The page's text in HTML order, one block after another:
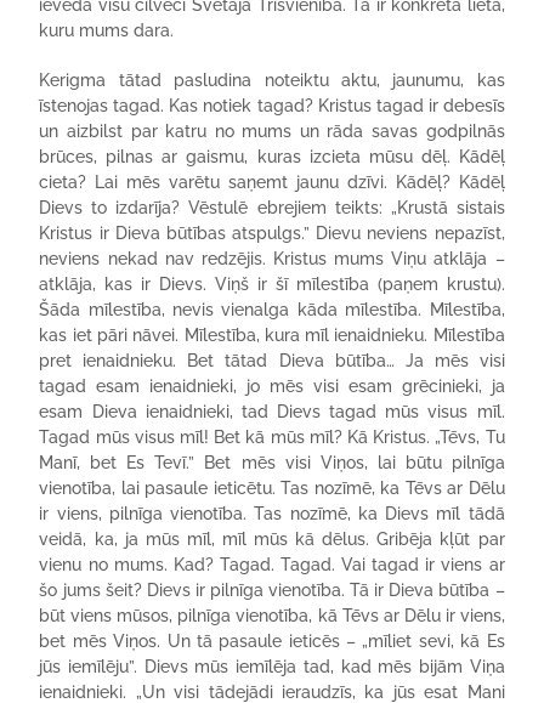
ieveda visu cilvēci Svētajā Trīsvienībā. Tā ir konkrēta lieta,
kuru mums dara.
Kerigma tātad pasludina noteiktu aktu, jaunumu, kas
īstenojas tagad. Kas notiek tagad? Kristus tagad ir debesīs
un aizbilst par katru no mums un rāda savas godpilnās
brūces, pilnas ar gaismu, kuras izcieta mūsu dēļ. Kādēļ
cieta? Lai mēs varētu saņemt jaunu dzīvi. Kādēļ? Kādēļ
Dievs to izdarīja? Vēstulē ebrejiem teikts: „Krustā sistais
Kristus ir Dieva būtības atspulgs.” Dievu neviens nepazīst,
neviens nekad nav redzējis. Kristus mums Viņu atklāja –
atklāja, kas ir Dievs. Viņš ir šī mīlestība (paņem krustu).
Šāda mīlestība, nevis vienalga kāda mīlestība. Mīlestība,
kas iet pāri nāvei. Mīlestība, kura mīl ienaidnieku. Mīlestība
pret ienaidnieku. Bet tātad Dieva būtība… Ja mēs visi
tagad esam ienaidnieki, jo mēs visi esam grēcinieki, ja
esam Dieva ienaidnieki, tad Dievs tagad mūs visus mīl.
Tagad mūs visus mīl! Bet kā mūs mīl? Kā Kristus. „Tēvs, Tu
Manī, bet Es Tevī.” Bet mēs visi Viņos, lai būtu pilnīga
vienotība, lai pasaule ieticētu. Tas nozīmē, ka Tēvs ar Dēlu
ir viens, pilnīga vienotība. Tas nozīmē, ka Dievs mīl tādā
veidā, ka, ja mūs mīl, mīl mūs kā dēlus. Gribēja kļūt par
vienu no mums. Kad? Tagad. Tagad. Vai tagad ir viens ar
šo jums šeit? Dievs ir pilnīga vienotība. Tā ir Dieva būtība –
būt viens mūsos, pilnīga vienotība, kā Tēvs ar Dēlu ir viens,
bet mēs Viņos. Un tā pasaule ieticēs – „mīliet sevi, kā Es
jūs iemīlēju”. Dievs mūs iemīlēja tad, kad mēs bijām Viņa
ienaidnieki. „Un visi tādejādi ieraudzīs, ka jūs esat Mani